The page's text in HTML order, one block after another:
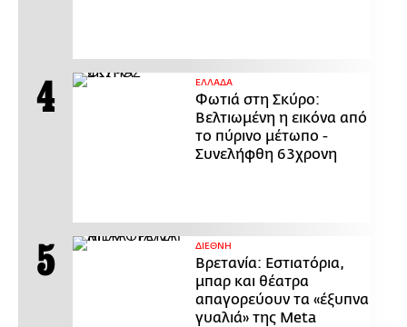
ΕΛΛΑΔΑ
Φωτιά στη Σκύρο:
Βελτιωμένη η εικόνα από
το πύρινο μέτωπο -
Συνελήφθη 63χρονη
ΔΙΕΘΝΗ
Βρετανία: Εστιατόρια,
μπαρ και θέατρα
απαγορεύουν τα «έξυπνα
γυαλιά» της Meta